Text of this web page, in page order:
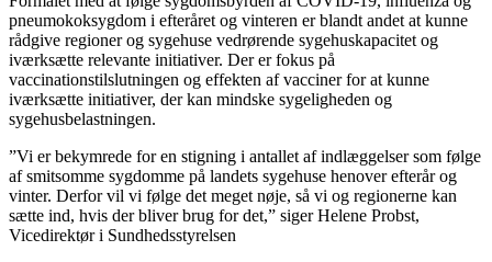
pneumokoksygdom i efteråret og vinteren er blandt andet at kunne
rådgive regioner og sygehuse vedrørende sygehuskapacitet og
iværksætte relevante initiativer. Der er fokus på
vaccinationstilslutningen og effekten af vacciner for at kunne
iværksætte initiativer, der kan mindske sygeligheden og
sygehusbelastningen.
”Vi er bekymrede for en stigning i antallet af indlæggelser som følge
af smitsomme sygdomme på landets sygehuse henover efterår og
vinter. Derfor vil vi følge det meget nøje, så vi og regionerne kan
sætte ind, hvis der bliver brug for det,” siger Helene Probst,
Vicedirektør i Sundhedsstyrelsen